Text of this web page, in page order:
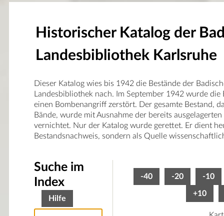
Historischer Katalog der
Landesbibliothek Karlsruhe
Dieser Katalog wies bis 1942 die Bestände der
Landesbibliothek nach. Im September 1942 wurde
einen Bombenangriff zerstört. Der gesamte Bestand,
Bände, wurde mit Ausnahme der bereits
vernichtet. Nur der Katalog wurde gerettet. Er dient
Bestandsnachweis, sondern als Quelle
-40 -20 -10
+10
Suche im
Index
Hilfe